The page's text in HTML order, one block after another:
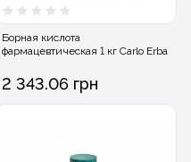
Борная кислота
фармацевтическая 1 кг Carlo Erba
2 343.06 грн